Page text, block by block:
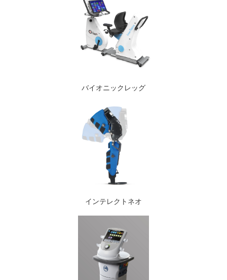
バイオニックレッグ
インテレクトネオ